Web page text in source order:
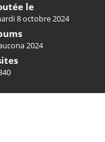
le
8 octobre 2024
2024